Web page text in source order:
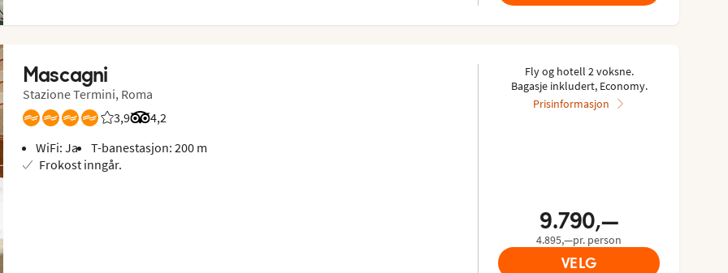
Mascagni
Stazione Termini, Roma
3,9
Vurdering fra Vings gjester: 3.889/5
4,2
Vurdering fra Tripadvisor: 4.2 of 5
WiFi: Ja
T-banestasjon: 200 m
Frokost inngår.
Fly og hotell 2 voksne.
Bagasje inkludert, Economy.
Prisinformasjon
9.790,—
4.895,—pr. person
VELG